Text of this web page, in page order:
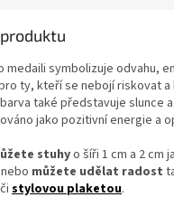
medaili symbolizuje odvahu,
ty, kteří se nebojí riskovat a
také představuje slunce
jako pozitivní energie a
stuhyo šíři 1 cm a 2 cm
nebo můžete udělat radost
stylovou plaketou.